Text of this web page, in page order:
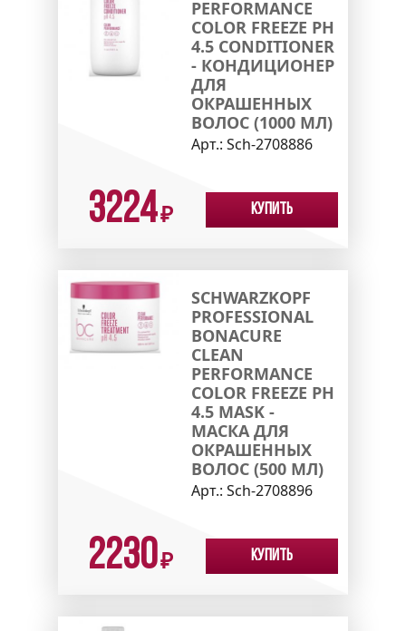
PERFORMANCE
COLOR FREEZE PH
4.5 CONDITIONER
- КОНДИЦИОНЕР
ДЛЯ
ОКРАШЕННЫХ
ВОЛОС (1000 МЛ)
Арт.: Sch-2708886
3224₽ Купить
SCHWARZKOPF
PROFESSIONAL
BONACURE
CLEAN
PERFORMANCE
COLOR FREEZE PH
4.5 MASK -
МАСКА ДЛЯ
ОКРАШЕННЫХ
ВОЛОС (500 МЛ)
Арт.: Sch-2708896
2230₽ Купить